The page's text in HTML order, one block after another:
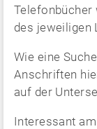
Telefonbücher
des jeweiligen
Wie eine
Anschriften
auf der
Interessant